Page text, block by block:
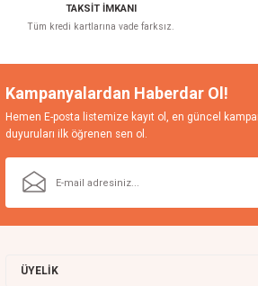
TAKSİT İMKANI
Tüm kredi kartlarına vade farksız.
Kampanyalardan Haberdar Ol!
Hemen E-posta listemize kayıt ol, en güncel
duyuruları ilk öğrenen sen ol.
ÜYELİK